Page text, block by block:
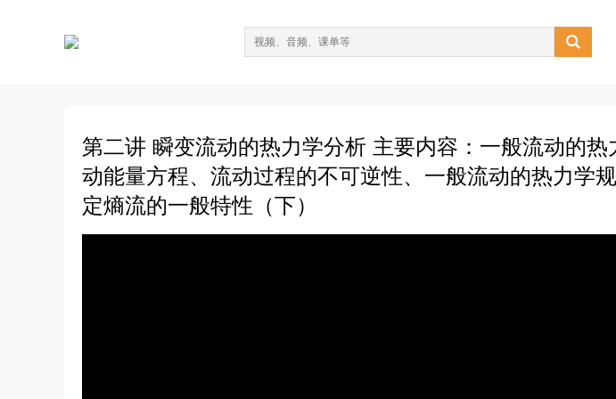

第二讲 瞬变流动的热力学分析 主要内容：一般流动的
动能量方程、流动过程的不可逆性、一般流动的热力学
定熵流的一般特性（下）